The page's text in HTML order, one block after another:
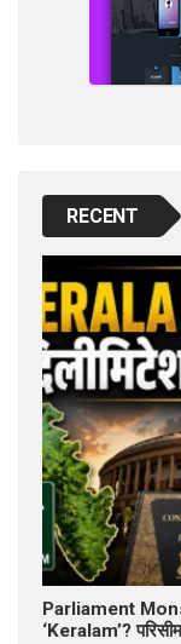
RECENT
Parliament
‘Keralam’?